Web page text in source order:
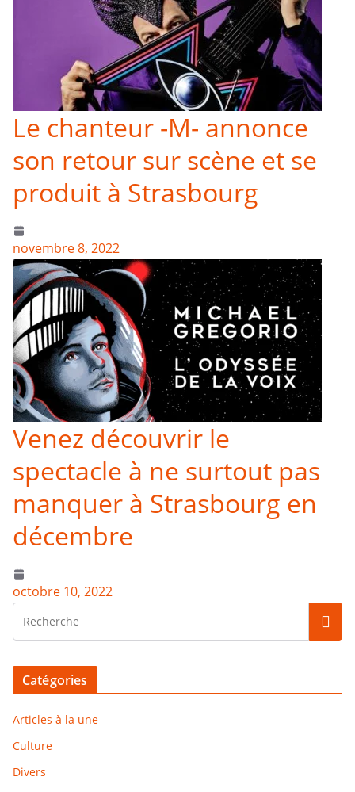
Le chanteur -M- annonce
son retour sur scène et se
produit à Strasbourg
novembre 8, 2022
Venez découvrir le
spectacle à ne surtout pas
manquer à Strasbourg en
décembre
octobre 10, 2022
Catégories
Articles à la une
Culture
Divers